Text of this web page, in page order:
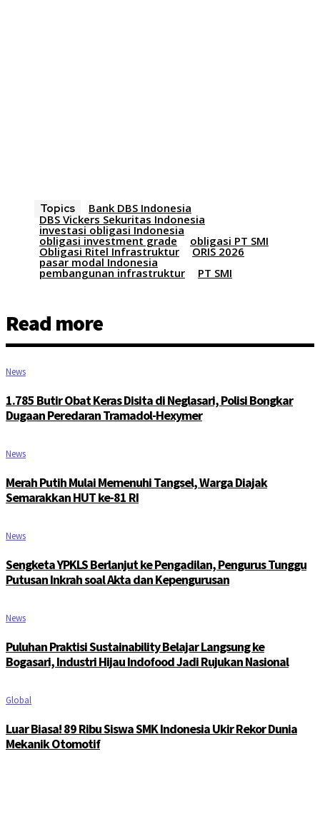
Topics
Bank DBS Indonesia
DBS Vickers Sekuritas Indonesia
investasi obligasi Indonesia
obligasi investment grade obligasi PT SMI
Obligasi Ritel Infrastruktur ORIS 2026
pasar modal Indonesia
pembangunan infrastruktur PT SMI
Read more
News
1.785 Butir Obat Keras Disita di Neglasari, Polisi Bongkar
Dugaan Peredaran Tramadol-Hexymer
News
Merah Putih Mulai Memenuhi Tangsel, Warga Diajak
Semarakkan HUT ke-81 RI
News
Sengketa YPKLS Berlanjut ke Pengadilan, Pengurus Tunggu
Putusan Inkrah soal Akta dan Kepengurusan
News
Puluhan Praktisi Sustainability Belajar Langsung ke
Bogasari, Industri Hijau Indofood Jadi Rujukan Nasional
Global
Luar Biasa! 89 Ribu Siswa SMK Indonesia Ukir Rekor Dunia
Mekanik Otomotif